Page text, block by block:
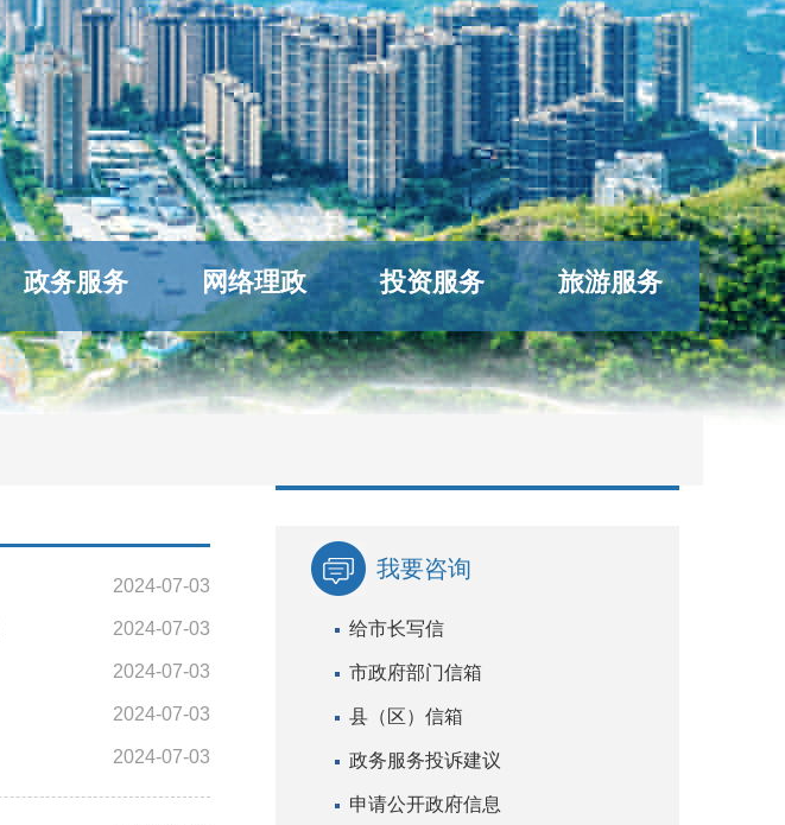
政务服务 网络理政 投资服务 旅游服务
2024-07-03
2024-07-03
2024-07-03
2024-07-03
2024-07-03
我要咨询
给市长写信
市政府部门信箱
县（区）信箱
政务服务投诉建议
申请公开政府信息